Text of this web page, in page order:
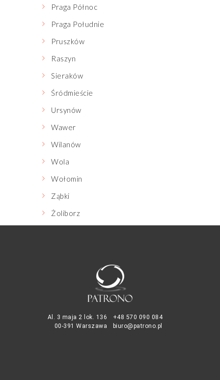
Praga Północ
Praga Południe
Pruszków
Raszyn
Sieraków
Śródmieście
Ursynów
Wawer
Wilanów
Wola
Wołomin
Ząbki
Żoliborz
+48 570 090 084
biuro@patrono.pl
Al. 3 maja 2 lok. 136
00-391 Warszawa